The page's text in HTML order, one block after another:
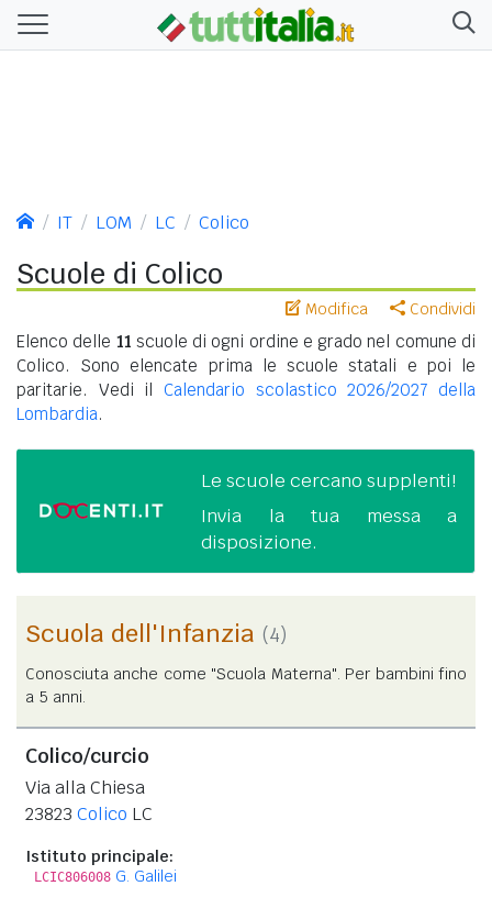
IT LOM LC Colico
Scuole di Colico
Modifica Condividi
Elenco delle 11 scuole di ogni ordine e grado nel comune di
Colico. Sono elencate prima le scuole statali e poi le
paritarie. Vedi il Calendario scolastico 2026/2027 della
Lombardia.
Le scuole cercano supplenti!
Invia la tua messa a
disposizione.
Scuola dell'Infanzia (4)
Conosciuta anche come "Scuola Materna". Per bambini fino
a 5 anni.
Colico/curcio
Via alla Chiesa
23823 Colico LC
Istituto principale:
LCIC806008 G. Galilei